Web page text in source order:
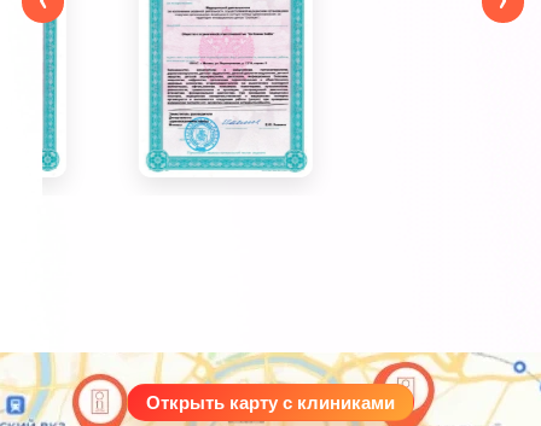
Открыть карту с клиниками